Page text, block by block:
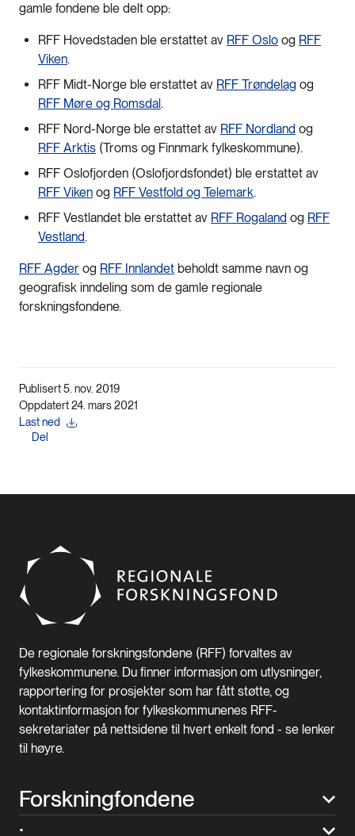
gamle fondene ble delt opp:
RFF Hovedstaden ble erstattet av RFF Oslo og RFF
Viken.
RFF Midt-Norge ble erstattet av RFF Trøndelag og
RFF Møre og Romsdal.
RFF Nord-Norge ble erstattet av RFF Nordland og
RFF Arktis (Troms og Finnmark fylkeskommune).
RFF Oslofjorden (Oslofjordsfondet) ble erstattet av
RFF Viken og RFF Vestfold og Telemark.
RFF Vestlandet ble erstattet av RFF Rogaland og RFF
Vestland.
RFF Agder og RFF Innlandet beholdt samme navn og
geografisk inndeling som de gamle regionale
forskningsfondene.
Publisert 5. nov. 2019
Oppdatert 24. mars 2021
Last ned
Del
De regionale forskningsfondene (RFF) forvaltes av
fylkeskommunene. Du finner informasjon om utlysninger,
rapportering for prosjekter som har fått støtte, og
kontaktinformasjon for fylkeskommunenes RFF-
sekretariater på nettsidene til hvert enkelt fond - se lenker
til høyre.
Forskningfondene